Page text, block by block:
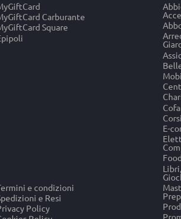
Carburante
Square
e condizioni
e Resi
Policy
Corsi
E-